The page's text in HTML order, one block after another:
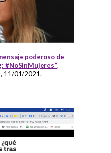
poderoso de
#NoSinMujeres”,
11/01/2021.